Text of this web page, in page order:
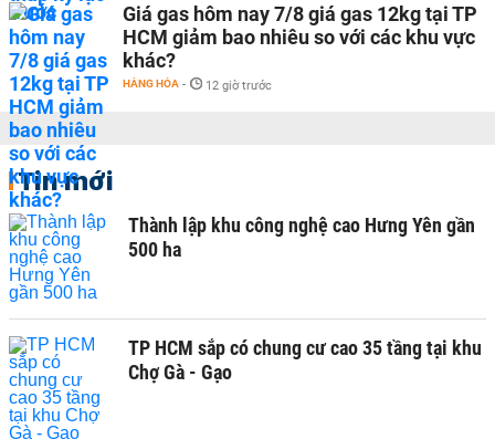
Giá gas hôm nay 7/8 giá gas 12kg tại TP
HCM giảm bao nhiêu so với các khu vực
khác?
HÀNG HÓA - 12 giờ trước
Tin mới
Thành lập khu công nghệ cao Hưng Yên gần
500 ha
TP HCM sắp có chung cư cao 35 tầng tại khu
Chợ Gà - Gạo